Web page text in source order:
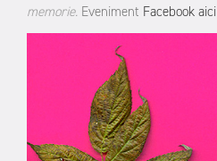
memorie. Eveniment Facebook aici